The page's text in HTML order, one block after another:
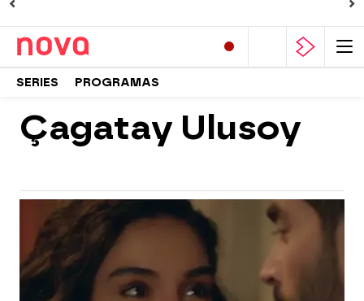
SERIES PROGRAMAS
Çagatay Ulusoy